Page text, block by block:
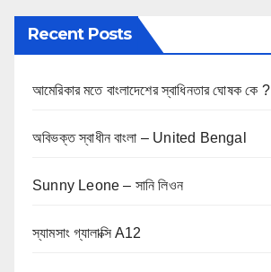
Recent Posts
আমেরিকার মতে বাংলাদেশের স্বাধিনতার ঘোষক কে ?
অবিভক্ত স্বাধীন বাংলা – United Bengal
Sunny Leone – সানি লিওন
স্যামসাং গ্যালাক্সি A12